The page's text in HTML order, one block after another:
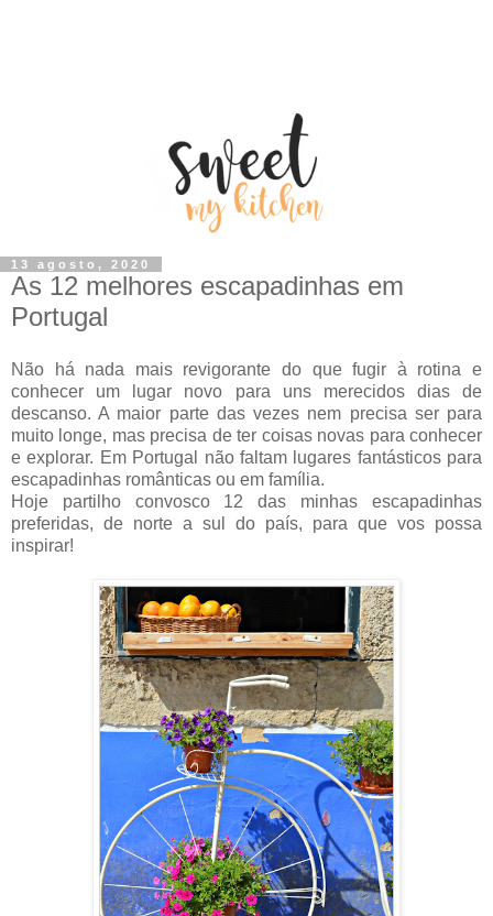
13 agosto, 2020
As 12 melhores escapadinhas em
Portugal
Não há nada mais revigorante do que fugir à rotina e
conhecer um lugar novo para uns merecidos dias de
descanso. A maior parte das vezes nem precisa ser para
muito longe, mas precisa de ter coisas novas para conhecer
e explorar. Em Portugal não faltam lugares fantásticos para
escapadinhas românticas ou em família.
Hoje partilho convosco 12 das minhas escapadinhas
preferidas, de norte a sul do país, para que vos possa
inspirar!